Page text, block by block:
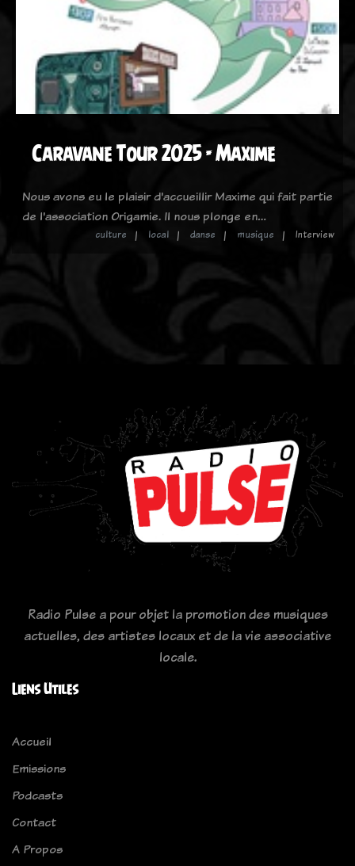
Caravane Tour 2025 - Maxime
Nous avons eu le plaisir d'accueillir Maxime qui fait partie
de l'association Origamie. Il nous plonge en…
culture local danse musique Interview
Radio Pulse a pour objet la promotion des musiques
actuelles, des artistes locaux et de la vie associative
locale.
Liens Utiles
Accueil
Emissions
Podcasts
Contact
A Propos